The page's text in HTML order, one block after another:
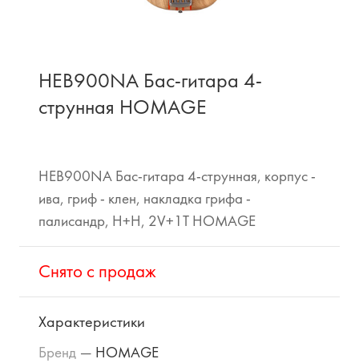
HEB900NA Бас-гитара 4-
струнная HOMAGE
HEB900NA Бас-гитара 4-струнная, корпус -
ива, гриф - клен, накладка грифа -
палисандр, H+H, 2V+1T HOMAGE
Cнято с продаж
Характеристики
Бренд — HOMAGE